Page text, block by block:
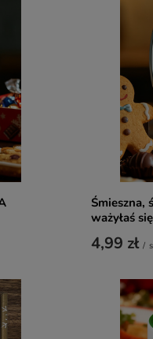
Śmieszna,
ważyłaś
4,99 zł /